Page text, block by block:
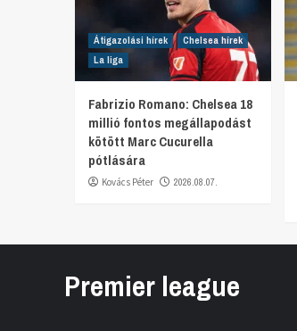
Átigazolási hírek
Chelsea hírek
La liga
Fabrizio Romano: Chelsea 18
millió fontos megállapodást
kötött Marc Cucurella
pótlására
Kovács Péter 2026.08.07.
Premier league